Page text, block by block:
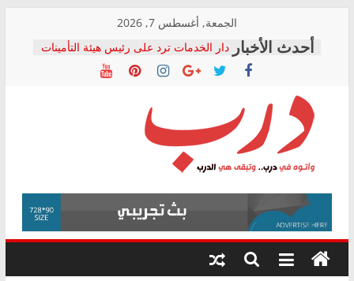
content
الجمعة, أغسطس 7, 2026
دار الخدمات ترد على رئيس هيئة التأمينات
بعد مؤتمره الصحفي: إنكار الأزمة لا ينهي
معاناة أصحاب المعاشات.. ونطالب بكشف
فرحات سليمان يكتب: القطاع الصحي إلى
أين؟
حزب التحالف الشعبي يطلق لجنة “الحق
في الصحة” بالإسكندرية لرصد الانتهاكات
ودعم المرضى
الوزاري لمدينة الصحفيين.. وانتهاء أعمال
إنشاء المبنى الإداري
المجلس القومي لحقوق الإنسان يعلن
متابعة قضية الدكتور محمد زهران.. ويؤكد:
قرينة البراءة وضمانات المحاكمة العادلة
درب
وأتوه
درب..
وتبقى
هي